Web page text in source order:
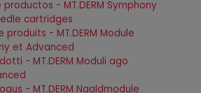
- MT.DERM Symphony
cartridges
produits - MT.DERM Module
et Advanced
- MT.DERM Moduli ago
- MT.DERM Naaldmodule